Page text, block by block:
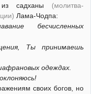
садханы (молитва-
Лама-Чодпа:
бесчисленных
Ты принимаешь
одеждах.
своих богов, но